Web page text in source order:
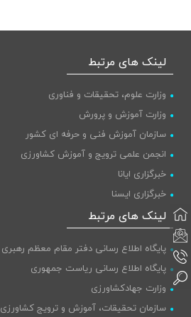
لینک های مرتبط
وزارت علوم، تحقیقات و فناوری
وزارت آموزش و پرورش
سازمان آموزش فنی و حرفه ای کشور
انجمن علمی ترویج و آموزش کشاورزی
خبرگزاری ایانا
خبرگزاری ایسنا
پایگاه اطلاع رسانی دولت
لینک های مرتبط
پایگاه اطلاع رسانی دفتر مقام معظم رهبری
پایگاه اطلاع رسانی ریاست جمهوری
وزارت جهادکشاورزی
سازمان تحقیقات، آموزش و ترویج کشاورزی